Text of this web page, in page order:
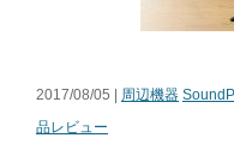
2017/08/05 | 周辺機器
品レビュー